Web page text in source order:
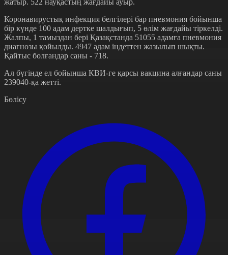
жатыр. 522 науқастың жағдайы ауыр.
Коронавирустық инфекция белгілері бар пневмония бойынша
бір күнде 100 адам дертке шалдығып, 5 өлім жағдайы тіркелді.
Жалпы, 1 тамыздан бері Қазақстанда 51055 адамға пневмония
диагнозы қойылды. 4947 адам індеттен жазылып шықты.
Қайтыс болғандар саны - 718.
Ал бүгінде ел бойынша КВИ-ге қарсы вакцина алғандар саны
239040-қа жетті.
Бөлісу